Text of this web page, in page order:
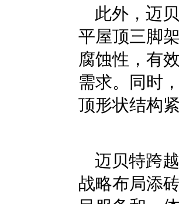
此外，迈
平屋顶三脚
腐蚀性，有
需求。同时
顶形状结构
迈贝特跨
战略布局添